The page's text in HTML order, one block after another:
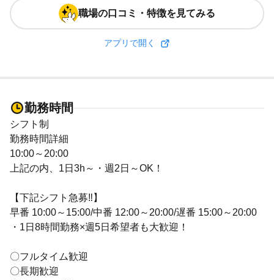
職場の口コミ・特徴を見てみる
アプリで開く
勤務時間
シフト制
勤務時間詳細
10:00～20:00
上記の内、1日3h～・週2日～OK！
【下記シフト急募‼】
早番 10:00～15:00/中番 12:00～20:00/遅番 15:00～20:00
・1日8時間勤務×週5日希望者も大歓迎！
〇フルタイム歓迎
〇長期歓迎